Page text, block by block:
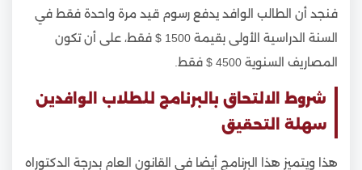
فنجد أن الطالب الوافد يدفع رسوم قيد مرة واحدة فقط في
السنة الدراسية الأولى بقيمة 1500 $ فقط، على أن تكون
المصاريف السنوية 4500 $ فقط.
شروط الالتحاق بالبرنامج للطلاب الوافدين
سهلة التحقيق
هذا ويتميز هذا البرنامج أيضا في القانون العام بدرجة الدكتوراه